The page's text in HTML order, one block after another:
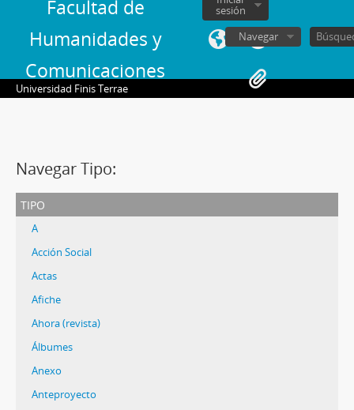
Facultad de
Humanidades y
Comunicaciones
sesión
Navegar
Universidad Finis Terrae
Navegar Tipo:
tipo
A
Acción Social
Actas
Afiche
Ahora (revista)
Álbumes
Anexo
Anteproyecto